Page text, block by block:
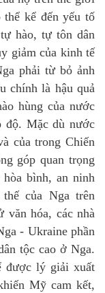
kể đến yếu tố
hào, tự tôn dân
giảm của kinh tế
phải từ bỏ ảnh
chính là hậu quả
hùng của nước
độ. Mặc dù nước
của trong Chiến
góp quan trọng
bình, an ninh
của Nga trên
văn hóa, các nhà
- Ukraine phần
tộc cao ở Nga.
được lý giải xuất
Mỹ cam kết,